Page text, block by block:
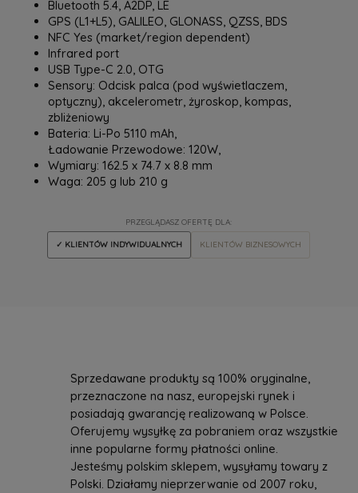
Bluetooth 5.4, A2DP, LE
GPS (L1+L5), GALILEO, GLONASS, QZSS, BDS
NFC Yes (market/region dependent)
Infrared port
USB Type-C 2.0, OTG
Sensory: Odcisk palca (pod wyświetlaczem,
optyczny), akcelerometr, żyroskop, kompas,
zbliżeniowy
Bateria: Li-Po 5110 mAh,
Ładowanie Przewodowe: 120W,
Wymiary: 162.5 x 74.7 x 8.8 mm
Waga: 205 g lub 210 g
PRZEGLĄDASZ OFERTĘ DLA:
✓ KLIENTÓW INDYWIDUALNYCH KLIENTÓW BIZNESOWYCH
Sprzedawane produkty są 100% oryginalne,
przeznaczone na nasz, europejski rynek i
posiadają gwarancję realizowaną w Polsce.
Oferujemy wysyłkę za pobraniem oraz wszystkie
inne popularne formy płatności online.
Jesteśmy polskim sklepem, wysyłamy towary z
Polski. Działamy nieprzerwanie od 2007 roku,